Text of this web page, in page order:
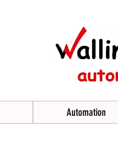
Automation